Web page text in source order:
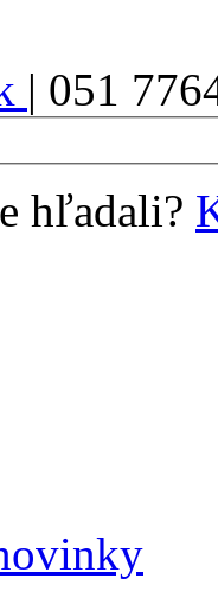
| 051
hľadali?